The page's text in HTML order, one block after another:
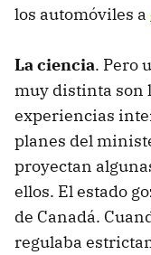
los automóviles a
La ciencia. Pero
muy distinta son
experiencias
planes del
proyectan
ellos. El estado
de Canadá.
regulaba